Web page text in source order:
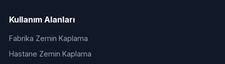
Kullanım Alanları
Fabrika Zemin Kaplama
Hastane Zemin Kaplama